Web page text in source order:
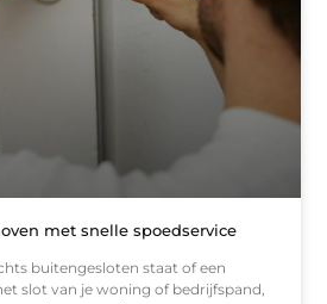
met snelle spoedservice
buitengesloten staat of een
slot van je woning of bedrijfspand,